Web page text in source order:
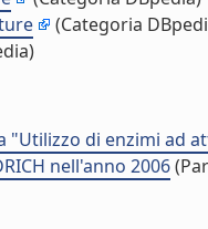
(Categoria
"Utilizzo di enzimi
nell'anno 2006